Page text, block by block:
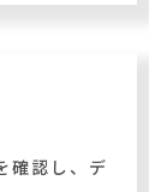
確認し、デ